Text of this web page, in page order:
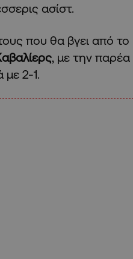
ασίστ.
που θα βγει από το
, με την παρέα
με 2-1.